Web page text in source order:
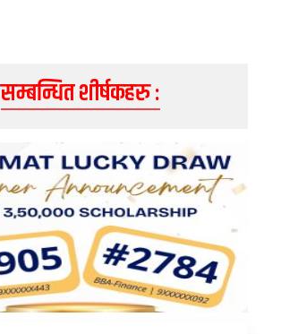
सम्बन्धित शीर्षकहरु :